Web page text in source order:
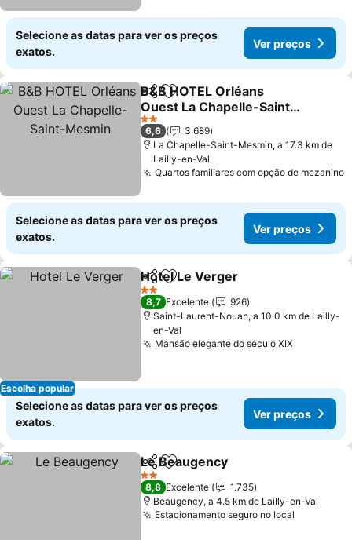
Selecione as datas para ver os preços
exatos.
Ver preços
PartilharAdicionar aos favoritos
B&B HOTEL Orléans
Ouest La Chapelle-Saint-
Mesmin
2 Estrelas
6,6
3.689
La Chapelle-Saint-Mesmin, a 17.3 km de
Lailly-en-Val
Quartos familiares com opção de mezanino
Selecione as datas para ver os preços
exatos.
Ver preços
Escolha popular
PartilharAdicionar aos favoritos
Hotel Le Verger
2 Estrelas
8,7 Excelente
926
Saint-Laurent-Nouan, a 10.0 km de Lailly-
en-Val
Mansão elegante do século XIX
Selecione as datas para ver os preços
exatos.
Ver preços
PartilharAdicionar aos favoritos
Le Beaugency
2 Estrelas
8,8 Excelente
1.735
Beaugency, a 4.5 km de Lailly-en-Val
Estacionamento seguro no local